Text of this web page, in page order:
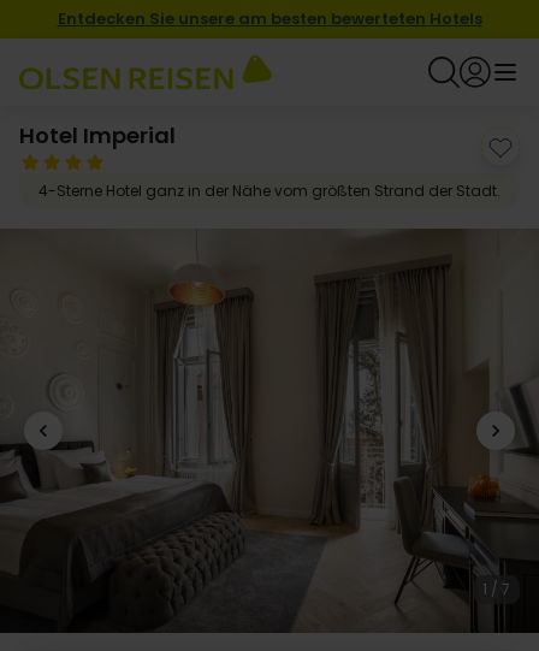
Entdecken Sie unsere am besten bewerteten Hotels
Hotel Imperial
4-Sterne Hotel ganz in der Nähe vom größten Strand der Stadt.
1 / 7